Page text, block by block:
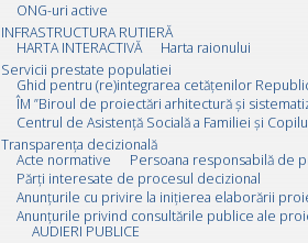
ONG-uri active
INFRASTRUCTURA RUTIERĂ
HARTA INTERACTIVĂ
Harta raionului
Servicii prestate populatiei
Ghid pentru (re)integrarea cetățenilor
ÎM ”Biroul de proiectări arhitectură și
Centrul de Asistență Socială a Familiei și
Transparența decizională
Acte normative
Persoana responsabilă de
Părți interesate de procesul decizional
Anunțurile cu privire la inițierea elaborării
Anunțurile privind consultările publice ale
AUDIERI PUBLICE